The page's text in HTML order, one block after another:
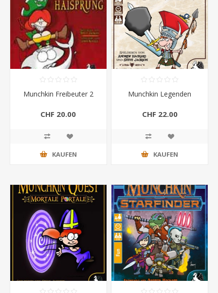
Munchkin Freibeuter 2
CHF 20.00
KAUFEN
Munchkin Legenden
CHF 22.00
KAUFEN